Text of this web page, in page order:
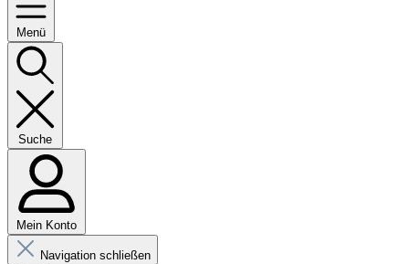
Menü
Suche
Mein Konto
Navigation schließen